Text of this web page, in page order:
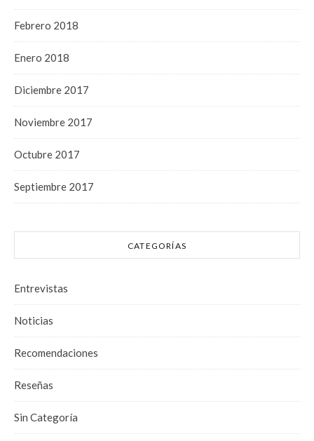
Febrero 2018
Enero 2018
Diciembre 2017
Noviembre 2017
Octubre 2017
Septiembre 2017
CATEGORÍAS
Entrevistas
Noticias
Recomendaciones
Reseñas
Sin Categoría